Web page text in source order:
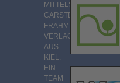
MITTELSTÄNDISCHEN
CARSTEN
FRAHM
VERLAG
AUS
KIEL.
EIN
TEAM